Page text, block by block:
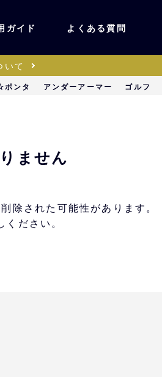
キャップ・ヘルメッ
ガイド よくある質問
いて
ンタ アンダーアーマー ゴルフ
ません
除された可能性があります。
ださい。